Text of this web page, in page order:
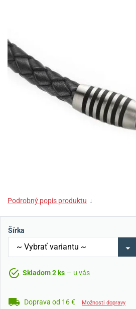
Podrobný popis produktu ↓
Šírka
Skladom 2 ks — u vás
Doprava od 16 € Možnosti dopravy